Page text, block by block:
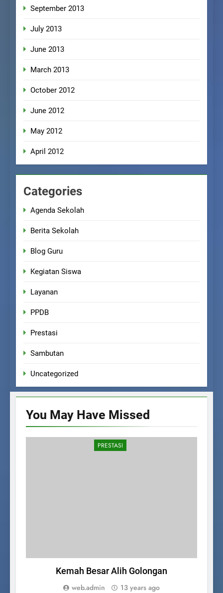
September 2013
July 2013
June 2013
March 2013
October 2012
June 2012
May 2012
April 2012
Categories
Agenda Sekolah
Berita Sekolah
Blog Guru
Kegiatan Siswa
Layanan
PPDB
Prestasi
Sambutan
Uncategorized
You May Have Missed
PRESTASI
Kemah Besar Alih Golongan
web.admin 13 years ago